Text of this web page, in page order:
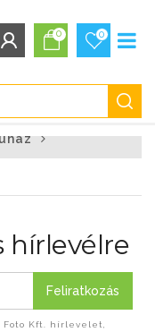
0 0
hírlevélre
Feliratkozás
Foto Kft. hírlevelet,